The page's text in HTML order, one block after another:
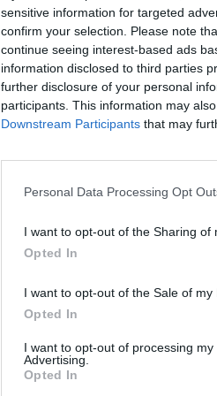
sensitive information for targeted
confirm your selection. Please note
continue seeing interest-based ads
information disclosed to third parties
further disclosure of your personal
participants. This information may
Downstream Participants that may
Personal Data Processing Opt
I want to opt-out of the Sharing of
Opted In
I want to opt-out of the Sale of my
Opted In
I want to opt-out of processing
Advertising.
Opted In